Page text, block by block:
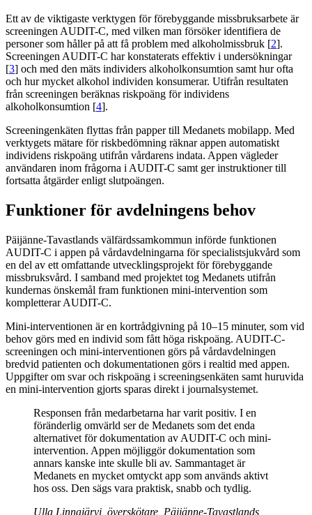
Ett av de viktigaste verktygen för förebyggande missbruksarbete är
screeningen AUDIT-C, med vilken man försöker identifiera de
personer som håller på att få problem med alkoholmissbruk [2].
Screeningen AUDIT-C har konstaterats effektiv i undersökningar
[3] och med den mäts individers alkoholkonsumtion samt hur ofta
och hur mycket alkohol individen konsumerar. Utifrån resultaten
från screeningen beräknas riskpoäng för individens
alkoholkonsumtion [4].
Screeningenkäten flyttas från papper till Medanets mobilapp. Med
verktygets mätare för riskbedömning räknar appen automatiskt
individens riskpoäng utifrån vårdarens indata. Appen vägleder
användaren inom frågorna i AUDIT-C samt ger instruktioner till
fortsatta åtgärder enligt slutpoängen.
Funktioner för avdelningens behov
Päijänne-Tavastlands välfärdssamkommun införde funktionen
AUDIT-C i appen på vårdavdelningarna för specialistsjukvård som
en del av ett omfattande utvecklingsprojekt för förebyggande
missbruksvård. I samband med projektet tog Medanets utifrån
kundernas önskemål fram funktionen mini-intervention som
kompletterar AUDIT-C.
Mini-interventionen är en kortrådgivning på 10–15 minuter, som vid
behov görs med en individ som fått höga riskpoäng. AUDIT-C-
screeningen och mini-interventionen görs på vårdavdelningen
bredvid patienten och dokumentationen görs i realtid med appen.
Uppgifter om svar och riskpoäng i screeningsenkäten samt huruvida
en mini-intervention gjorts sparas direkt i journalsystemet.
Responsen från medarbetarna har varit positiv. I en
föränderlig omvärld ser de Medanets som det enda
alternativet för dokumentation av AUDIT-C och mini-
intervention. Appen möjliggör dokumentation som
annars kanske inte skulle bli av. Sammantaget är
Medanets en mycket omtyckt app som används aktivt
hos oss. Den sägs vara praktisk, snabb och tydlig.
Ulla Linnajärvi, överskötare, Päijänne-Tavastlands